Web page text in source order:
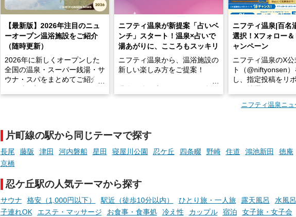
【最新版】2026年注目のニュ
ーオープン温浴施設をご紹介
（随時更新）
2026年に新しくオープンした
全国の温泉・スーパー銭湯・サ
ウナ・スパをまとめてご紹介！
まったスポットが続々登場して
います。
現地取材記事もあわせて紹介し
ていますので、気になる施設は
ぜひチェックして次のおでかけ
先の参考にしてみてください
ね。
ニフティ温泉が新提案「占いベ
ンチ」スタート！温泉×占いで
湯あがりに、こころもスッキリ
ニフティ温泉から、温浴施設の
新しい楽しみ方をご提案！
手相やタロットなど気軽に楽し
める占いで、“ととのう”おふろ
時間を、もっと特別に。
ニフティ温泉|百名
選択！Xフォロー
ャンペーン
ニフティ温泉のX
ト（@niftyonsen
し、指定投稿をリ
GIFT500円分をプ
ニフティ温泉ニ
片町線の駅から同じテーマで探す
長尾 藤阪 津田 河内磐船 星田 寝屋川公園 忍ケ丘 四条畷 野崎 住道 鴻池新田 徳庵
京橋
忍ケ丘駅の人気テーマから探す
サウナ 格安（1,000円以下） 駅近（徒歩10分以内） ひとり旅・一人旅 露天風呂
水風呂
子連れOK
エステ・マッサージ お食事・食事処 冷え性 カップル 宿泊 女子旅・女子会